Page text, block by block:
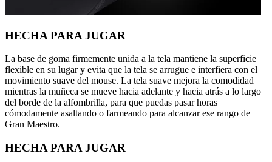
HECHA PARA JUGAR
La base de goma firmemente unida a la tela mantiene la superficie
flexible en su lugar y evita que la tela se arrugue e interfiera con el
movimiento suave del mouse. La tela suave mejora la comodidad
mientras la muñeca se mueve hacia adelante y hacia atrás a lo largo
del borde de la alfombrilla, para que puedas pasar horas
cómodamente asaltando o farmeando para alcanzar ese rango de
Gran Maestro.
HECHA PARA JUGAR